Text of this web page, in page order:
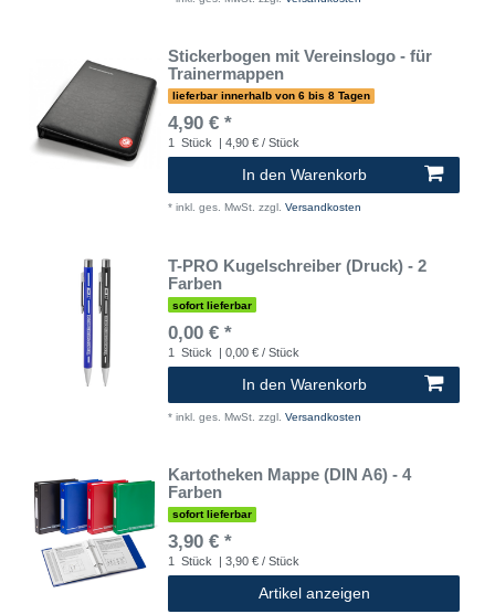
Stickerbogen mit Vereinslogo - für
Trainermappen
lieferbar innerhalb von 6 bis 8 Tagen
4,90 € *
1 Stück | 4,90 € / Stück
In den Warenkorb
* inkl. ges. MwSt. zzgl. Versandkosten
T-PRO Kugelschreiber (Druck) - 2
Farben
sofort lieferbar
0,00 € *
1 Stück | 0,00 € / Stück
In den Warenkorb
* inkl. ges. MwSt. zzgl. Versandkosten
Kartotheken Mappe (DIN A6) - 4
Farben
sofort lieferbar
3,90 € *
1 Stück | 3,90 € / Stück
Artikel anzeigen